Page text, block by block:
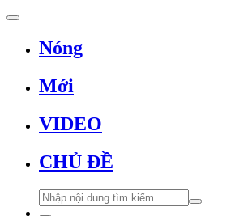
Nóng
Mới
VIDEO
CHỦ ĐỀ